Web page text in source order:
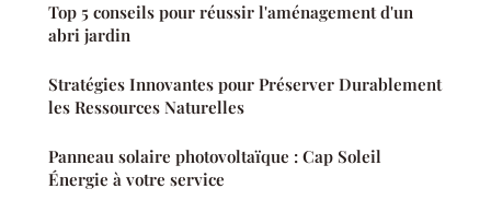
Top 5 conseils pour réussir l'aménagement d'un
abri jardin
Stratégies Innovantes pour Préserver Durablement
les Ressources Naturelles
Panneau solaire photovoltaïque : Cap Soleil
Énergie à votre service